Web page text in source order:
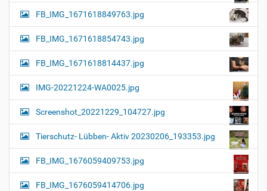
FB_IMG_1671618849763.jpg
FB_IMG_1671618854743.jpg
FB_IMG_1671618814437.jpg
IMG-20221224-WA0025.jpg
Screenshot_20221229_104727.jpg
Tierschutz- Lübben- Aktiv 20230206_193353.jpg
FB_IMG_1676059409753.jpg
FB_IMG_1676059414706.jpg